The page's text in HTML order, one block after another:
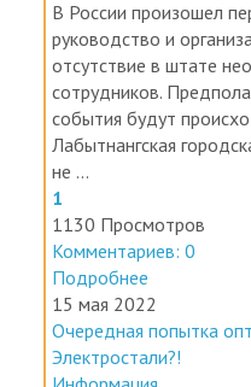
В России произошел
руководство и
отсутствие в штате
сотрудников.
события будут
Лабытнангская
не ...
1
1130 Просмотров
Комментариев: 0
Подробнее
15 мая 2022
Очередная попытка
Электростали?!